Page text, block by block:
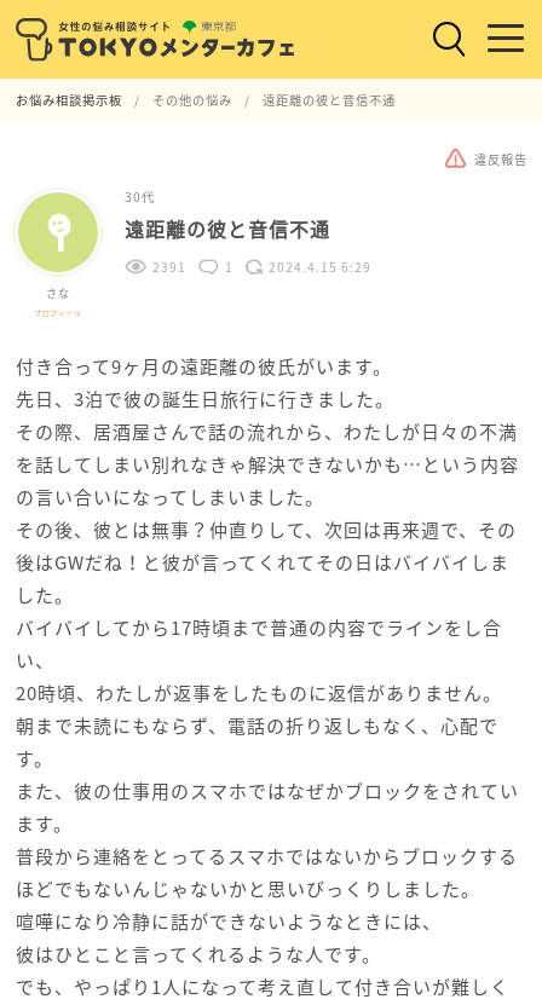
お悩み相談掲示板 その他の悩み 遠距離の彼と音信不通
違反報告
さな
プロフィール
30代
遠距離の彼と音信不通
2391 1 2024.4.15 6:29
付き合って9ヶ月の遠距離の彼氏がいます。
先日、3泊で彼の誕生日旅行に行きました。
その際、居酒屋さんで話の流れから、わたしが日々の不満
を話してしまい別れなきゃ解決できないかも…という内容
の言い合いになってしまいました。
その後、彼とは無事？仲直りして、次回は再来週で、その
後はGWだね！と彼が言ってくれてその日はバイバイしま
した。
バイバイしてから17時頃まで普通の内容でラインをし合
い、
20時頃、わたしが返事をしたものに返信がありません。
朝まで未読にもならず、電話の折り返しもなく、心配で
す。
また、彼の仕事用のスマホではなぜかブロックをされてい
ます。
普段から連絡をとってるスマホではないからブロックする
ほどでもないんじゃないかと思いびっくりしました。
喧嘩になり冷静に話ができないようなときには、
彼はひとこと言ってくれるような人です。
でも、やっぱり1人になって考え直して付き合いが難しく